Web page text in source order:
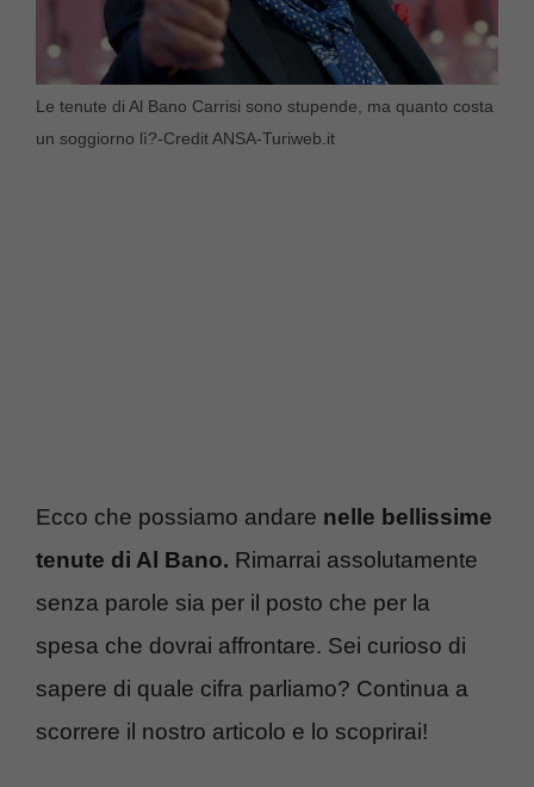
Le tenute di Al Bano Carrisi sono stupende, ma quanto costa
un soggiorno lì?-Credit ANSA-Turiweb.it
Ecco che possiamo andare nelle bellissime
tenute di Al Bano. Rimarrai assolutamente
senza parole sia per il posto che per la
spesa che dovrai affrontare. Sei curioso di
sapere di quale cifra parliamo? Continua a
scorrere il nostro articolo e lo scoprirai!